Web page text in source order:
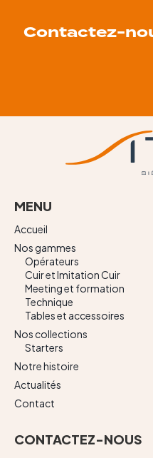
Contactez-
MENU
Accueil
Nos gammes
Opérateurs
Cuir et Imitation Cuir
Meeting et formation
Technique
Tables et accessoires
Nos collections
Starters
Notre histoire
Actualités
Contact
CONTACTEZ-NOUS